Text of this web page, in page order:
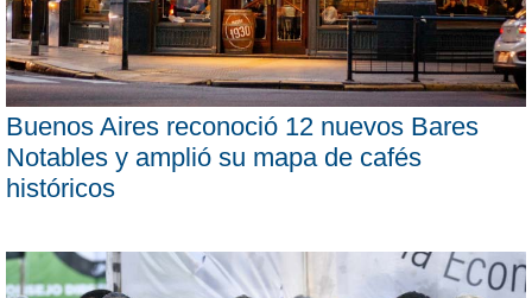
Buenos Aires reconoció 12 nuevos Bares
Notables y amplió su mapa de cafés
históricos